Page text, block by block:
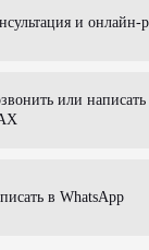
и онлайн-
или написать
в WhatsApp